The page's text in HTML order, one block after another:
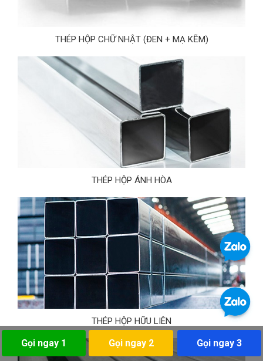
THÉP HỘP CHỮ NHẬT (ĐEN + MẠ KẼM)
THÉP HỘP ÁNH HÒA
THÉP HỘP HỮU LIÊN
Gọi ngay 1 Gọi ngay 2 Gọi ngay 3